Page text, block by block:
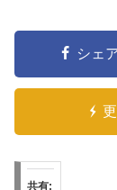
シェ
共有: